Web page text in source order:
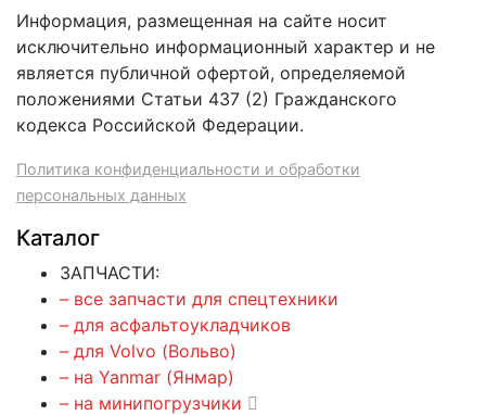
Информация, размещенная на сайте носит
исключительно информационный характер и не
является публичной офертой, определяемой
положениями Статьи 437 (2) Гражданского
кодекса Российской Федерации.
Политика конфиденциальности и обработки
персональных данных
Каталог
ЗАПЧАСТИ:
– все запчасти для спецтехники
– для асфальтоукладчиков
– для Volvo (Вольво)
– на Yanmar (Янмар)
– на минипогрузчики